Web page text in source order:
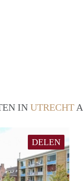
IN UTRECHT
DELEN